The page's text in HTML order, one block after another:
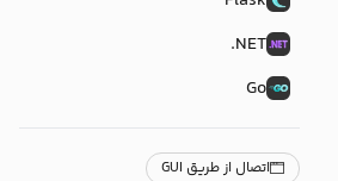
NET.
Go
اتصال از طریق GUI